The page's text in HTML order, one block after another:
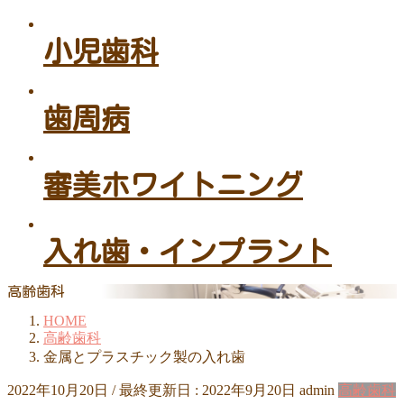
小児歯科
歯周病
審美ホワイトニング
入れ歯・インプラント
高齢歯科
HOME
高齢歯科
金属とプラスチック製の入れ歯
2022年10月20日 / 最終更新日 : 2022年9月20日 admin 高齢歯科